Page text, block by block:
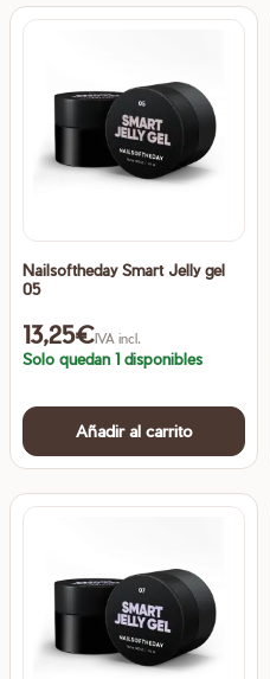
Nailsoftheday Smart Jelly gel
05
13,25€IVA incl.
Solo quedan 1 disponibles
Añadir al carrito